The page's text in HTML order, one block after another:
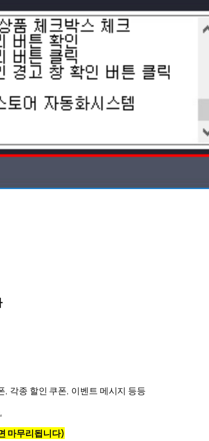
각종 할인 쿠폰, 이벤트 메시지 등등
마무리됩니다)